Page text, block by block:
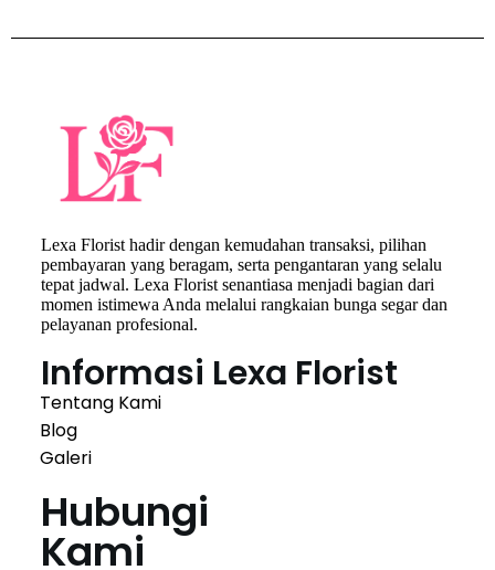
Lexa Florist hadir dengan kemudahan transaksi, pilihan
pembayaran yang beragam, serta pengantaran yang selalu
tepat jadwal. Lexa Florist senantiasa menjadi bagian dari
momen istimewa Anda melalui rangkaian bunga segar dan
pelayanan profesional.
Informasi Lexa Florist
Tentang Kami
Blog
Galeri
Hubungi
Kami